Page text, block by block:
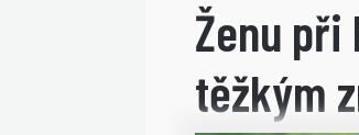
Ženu při
těžkým